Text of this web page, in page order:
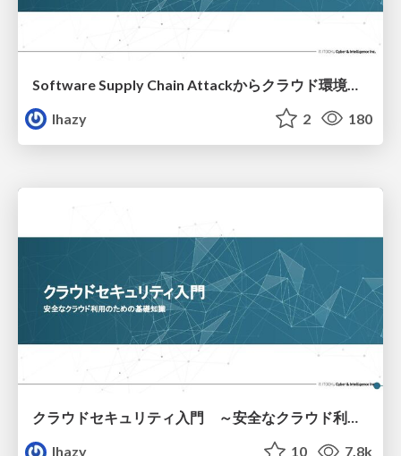
lhazy
2 180
クラウドセキュリティ入門 ～安全なクラウド利用のための基礎知識～
lhazy
10 7.8k